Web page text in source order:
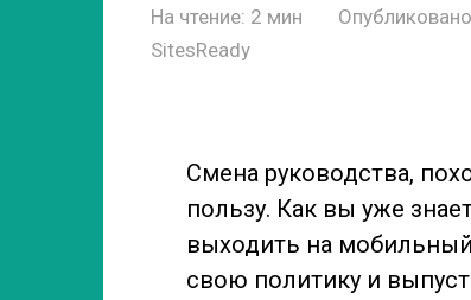
На чтение: 2 мин
SitesReady
Смена руководства,
пользу. Как вы уже
выходить на
свою политику и